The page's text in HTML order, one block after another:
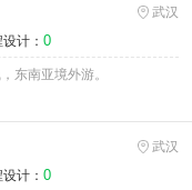
武汉
计： 0
东南亚境外游。
武汉
计： 0